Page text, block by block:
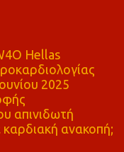
Hellas
2025
απινιδωτή
ανακοπή;